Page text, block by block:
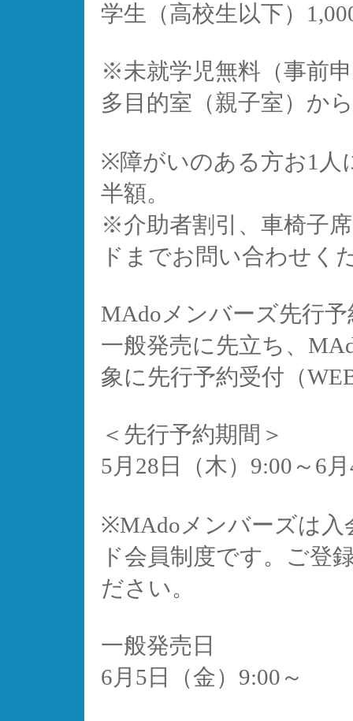
学生（高校生以下）
※未就学児無料（事前
多目的室（親子室）か
※障がいのある方お1人
半額。
※介助者割引、車椅子
ドまでお問い合わせく
MAdoメンバーズ先行
一般発売に先立ち、
象に先行予約受付（
＜先行予約期間＞
5月28日（木）9:00～6
※MAdoメンバーズは入
ド会員制度です。ご登
ださい。
一般発売日
6月5日（金）9:00～